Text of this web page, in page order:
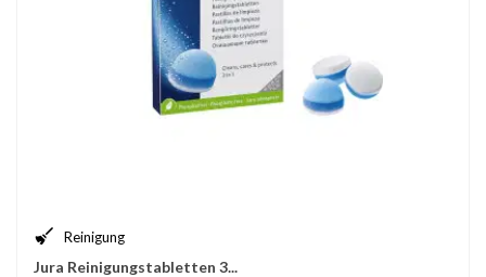
Reinigung
Jura Reinigungstabletten 3...